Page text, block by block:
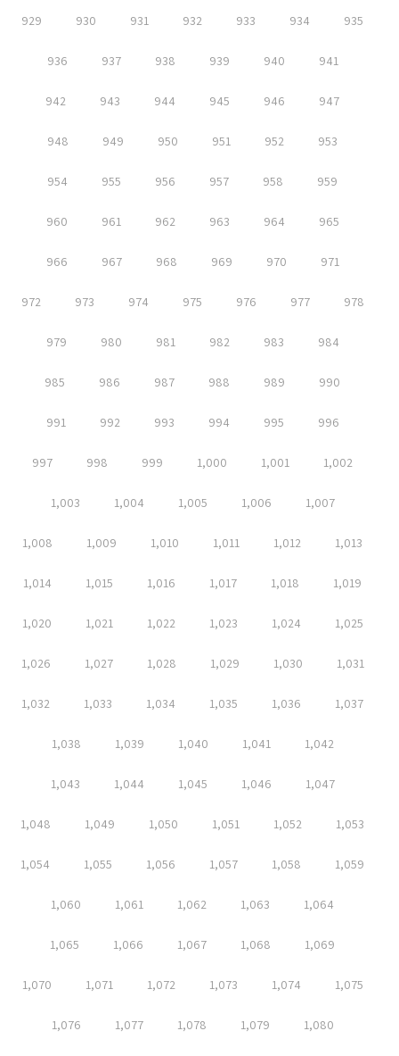
929 930 931 932 933 934 935
936 937 938 939 940 941
942 943 944 945 946 947
948 949 950 951 952 953
954 955 956 957 958 959
960 961 962 963 964 965
966 967 968 969 970 971
972 973 974 975 976 977 978
979 980 981 982 983 984
985 986 987 988 989 990
991 992 993 994 995 996
997 998 999 1,000 1,001 1,002
1,003 1,004 1,005 1,006 1,007
1,008 1,009 1,010 1,011 1,012 1,013
1,014 1,015 1,016 1,017 1,018 1,019
1,020 1,021 1,022 1,023 1,024 1,025
1,026 1,027 1,028 1,029 1,030 1,031
1,032 1,033 1,034 1,035 1,036 1,037
1,038 1,039 1,040 1,041 1,042
1,043 1,044 1,045 1,046 1,047
1,048 1,049 1,050 1,051 1,052 1,053
1,054 1,055 1,056 1,057 1,058 1,059
1,060 1,061 1,062 1,063 1,064
1,065 1,066 1,067 1,068 1,069
1,070 1,071 1,072 1,073 1,074 1,075
1,076 1,077 1,078 1,079 1,080